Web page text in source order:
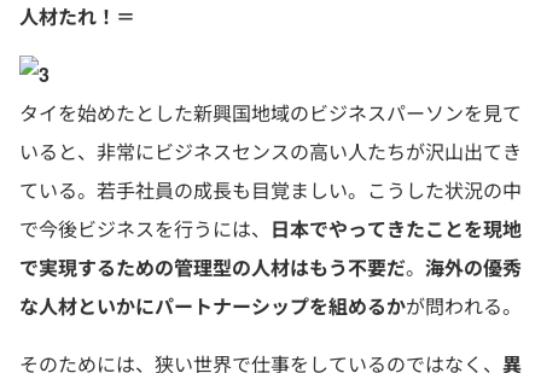
人材たれ！＝
タイを始めたとした新興国地域のビジネスパーソンを見て
いると、非常にビジネスセンスの高い人たちが沢山出てき
ている。若手社員の成長も目覚ましい。こうした状況の中
で今後ビジネスを行うには、 日本でやってきたことを現地
で実現するための管理型の人材はもう不要だ。 海外の優秀
な人材といかにパートナーシップを組めるかが問われる。
そのためには、狭い世界で仕事をしているのではなく、 異